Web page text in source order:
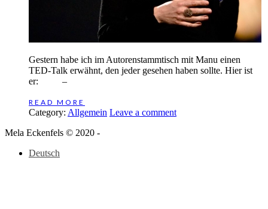
Gestern habe ich im Autorenstammtisch mit Manu einen
TED-Talk erwähnt, den jeder gesehen haben sollte. Hier ist
er: –
READ MORE
Category: Allgemein Leave a comment
Mela Eckenfels © 2020 -
Deutsch